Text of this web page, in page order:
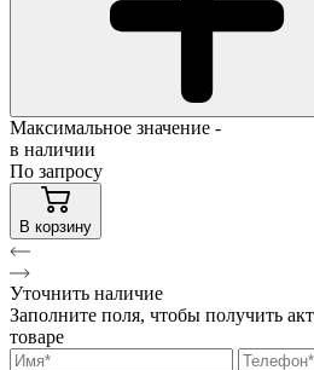
Максимальное значение -
в наличии
По запросу
В корзину
Уточнить наличие
Заполните поля, чтобы получить
товаре